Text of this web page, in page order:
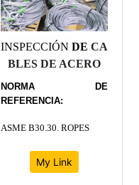
INSPECCIÓN DE CA
BLES DE ACERO
NORMA DE
REFERENCIA:
ASME B30.30. ROPES
My Link